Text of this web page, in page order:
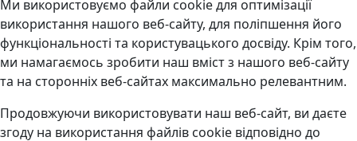
Ми використовуємо файли cookie для оптимізації
використання нашого веб-сайту, для поліпшення його
функціональності та користувацького досвіду. Крім того,
ми намагаємось зробити наш вміст з нашого веб-сайту
та на сторонніх веб-сайтах максимально релевантним.
Продовжуючи використовувати наш веб-сайт, ви даєте
згоду на використання файлів cookie відповідно до